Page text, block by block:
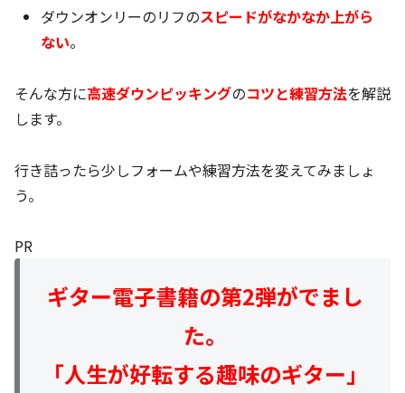
ダウンオンリーのリフのスピードがなかなか上がら
ない。
そんな方に高速ダウンピッキングのコツと練習方法を解説
します。
行き詰ったら少しフォームや練習方法を変えてみましょ
う。
PR
ギター電子書籍の第2弾がでまし
た。
「人生が好転する趣味のギター」